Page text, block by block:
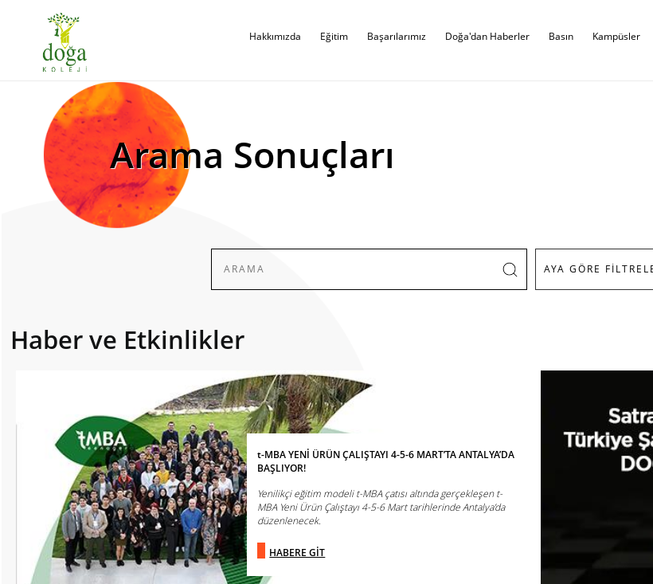
Hakkımızda Eğitim Başarılarımız Doğa'dan Haberler Basın Kampüsler
Arama Sonuçları
Haber ve Etkinlikler
t-MBA YENİ ÜRÜN ÇALIŞTAYI 4-5-6 MART’TA ANTALYA’DA
BAŞLIYOR!
Yenilikçi eğitim modeli t-MBA çatısı altında gerçekleşen t-
MBA Yeni Ürün Çalıştayı 4-5-6 Mart tarihlerinde Antalya’da
düzenlenecek.
HABERE GİT